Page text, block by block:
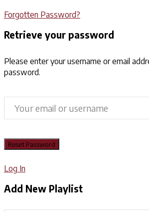
Forgotten Password?
Retrieve your password
Please enter your username or email
password.
Log In
Add New Playlist